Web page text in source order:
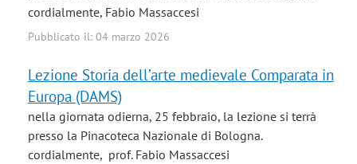
cordialmente, Fabio Massaccesi
Pubblicato il: 04 marzo 2026
Lezione Storia dell’arte medievale Comparata in
Europa (DAMS)
nella giornata odierna, 25 febbraio, la lezione si terrà
presso la Pinacoteca Nazionale di Bologna.
cordialmente, prof. Fabio Massaccesi